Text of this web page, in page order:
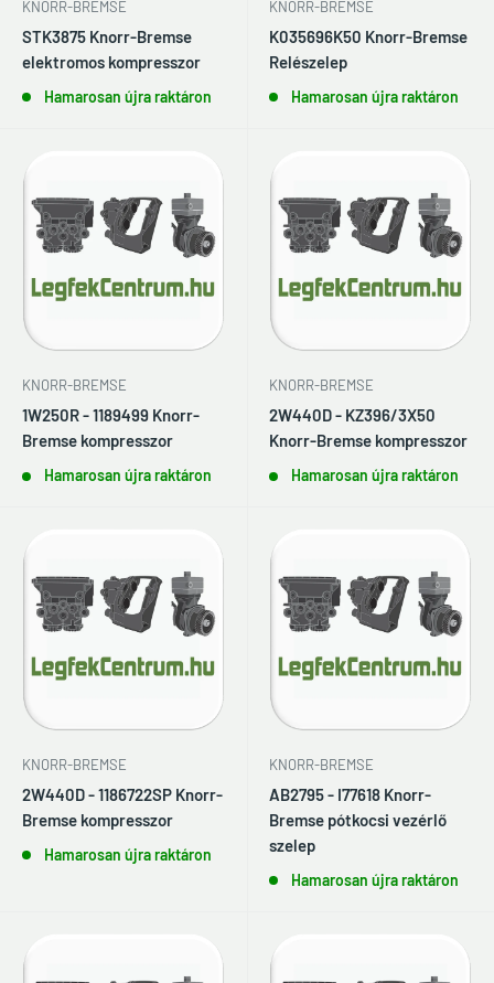
KNORR-BREMSE
STK3875 Knorr-Bremse
elektromos kompresszor
Hamarosan újra raktáron
KNORR-BREMSE
K035696K50 Knorr-Bremse
Relészelep
Hamarosan újra raktáron
KNORR-BREMSE
1W250R - 1189499 Knorr-
Bremse kompresszor
Hamarosan újra raktáron
KNORR-BREMSE
2W440D - KZ396/3X50
Knorr-Bremse kompresszor
Hamarosan újra raktáron
KNORR-BREMSE
2W440D - 1186722SP Knorr-
Bremse kompresszor
Hamarosan újra raktáron
KNORR-BREMSE
AB2795 - I77618 Knorr-
Bremse pótkocsi vezérlő
szelep
Hamarosan újra raktáron